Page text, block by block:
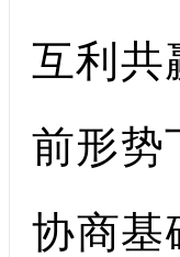
互利共
前形势
协商基